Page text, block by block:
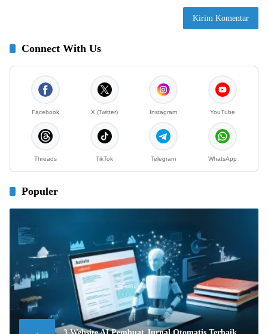
Connect With Us
Facebook X (Twitter) Instagram YouTube
Threads TikTok Telegram WhatsApp
Populer